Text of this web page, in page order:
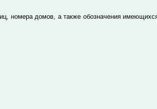
номера домов, а также обозначения